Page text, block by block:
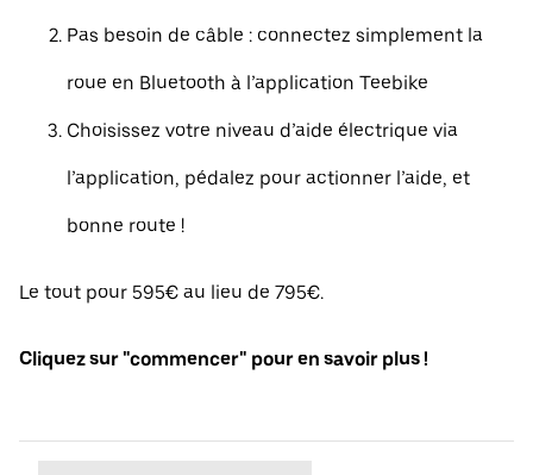
Pas besoin de câble : connectez simplement la
roue en Bluetooth à l’application Teebike
Choisissez votre niveau d’aide électrique via
l’application, pédalez pour actionner l’aide, et
bonne route !
Le tout pour 595€ au lieu de 795€.
Cliquez sur "commencer" pour en savoir plus !